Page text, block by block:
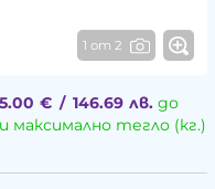
1 от 2
€ / 146.69 лв.до
максимално тегло (кг.)